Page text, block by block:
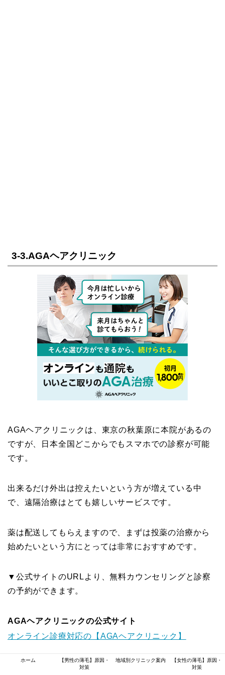
3-3.AGAヘアクリニック
AGAヘアクリニックは、東京の秋葉原に本院があるの
ですが、日本全国どこからでもスマホでの診察が可能
です。
出来るだけ外出は控えたいという方が増えている中
で、遠隔治療はとても嬉しいサービスです。
薬は配送してもらえますので、まずは投薬の治療から
始めたいという方にとっては非常におすすめです。
▼公式サイトのURLより、無料カウンセリングと診察
の予約ができます。
AGAヘアクリニックの公式サイト
オンライン診療対応の【AGAヘアクリニック】
ホーム
【男性の薄毛】原因・
対策
地域別クリニック案内
【女性の薄毛】原因・
対策